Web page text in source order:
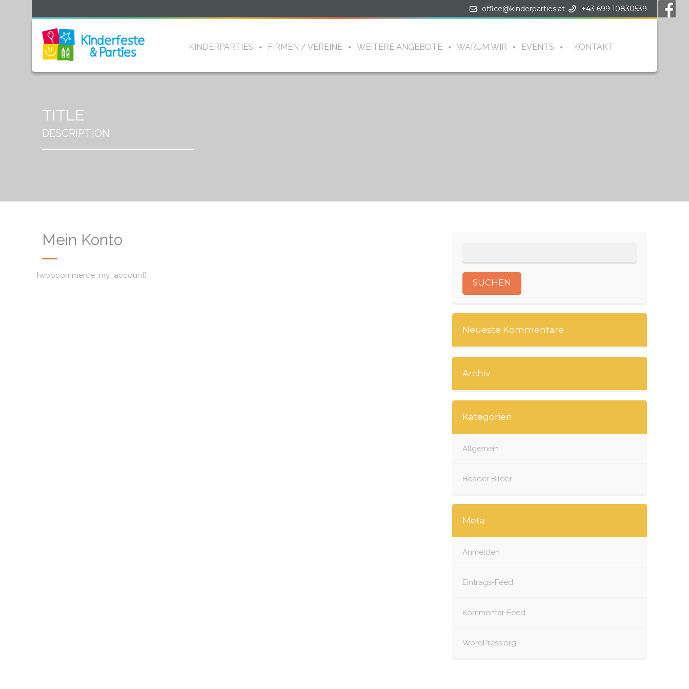
office@kinderparties.at +43 699 10830539
KINDERPARTIES FIRMEN / VEREINE WEITERE ANGEBOTE WARUM WIR EVENTS KONTAKT
TITLE
DESCRIPTION
Mein Konto
[woocommerce_my_account]
Neueste Kommentare
Archiv
Kategorien
Allgemein
Header Bilder
Meta
Anmelden
Eintrags-Feed
Kommentar-Feed
WordPress.org